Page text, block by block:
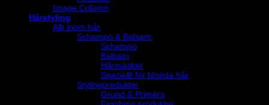
Image Column
Hårstyling
Allt inom hår
Schampo & Balsam
Schampo
Balsam
Hårmasker
Speciellt för blonda hår
Stylingprodukter
Grund & Primers